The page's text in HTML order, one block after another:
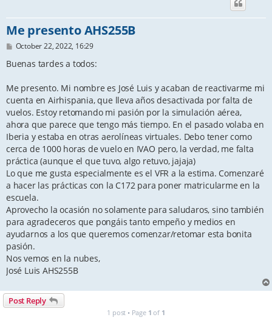
Me presento AHS255B
P
s
October 22, 2022, 16:29
Buenas tardes a todos:
Me presento. Mi nombre es José Luis y acaban de reactivarme mi
cuenta en Airhispania, que lleva años desactivada por falta de
vuelos. Estoy retomando mi pasión por la simulación aérea,
ahora que parece que tengo más tiempo. En el pasado volaba en
Iberia y estaba en otras aerolíneas virtuales. Debo tener como
cerca de 1000 horas de vuelo en IVAO pero, la verdad, me falta
práctica (aunque el que tuvo, algo retuvo, jajaja)
Lo que me gusta especialmente es el VFR a la estima. Comenzaré
a hacer las prácticas con la C172 para poner matricularme en la
escuela.
Aprovecho la ocasión no solamente para saludaros, sino también
para agradeceros que pongáis tanto empeño y medios en
ayudarnos a los que queremos comenzar/retomar esta bonita
pasión.
Nos vemos en la nubes,
José Luis AHS255B
Post Reply
1 post • Page 1 of 1